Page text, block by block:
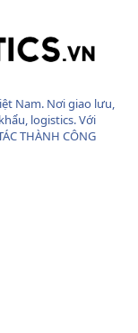
Nam. Nơi giao lưu,
logistics. Với
THÀNH CÔNG